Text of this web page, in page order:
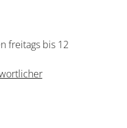
freitags bis 12